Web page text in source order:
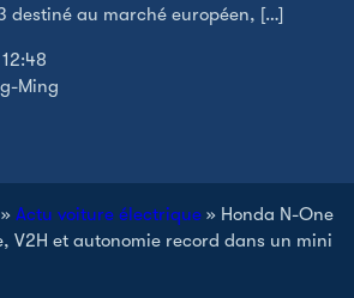
» Actu voiture électrique » Honda N-One
V2H et autonomie record dans un mini
destiné au marché européen, […]
Ming